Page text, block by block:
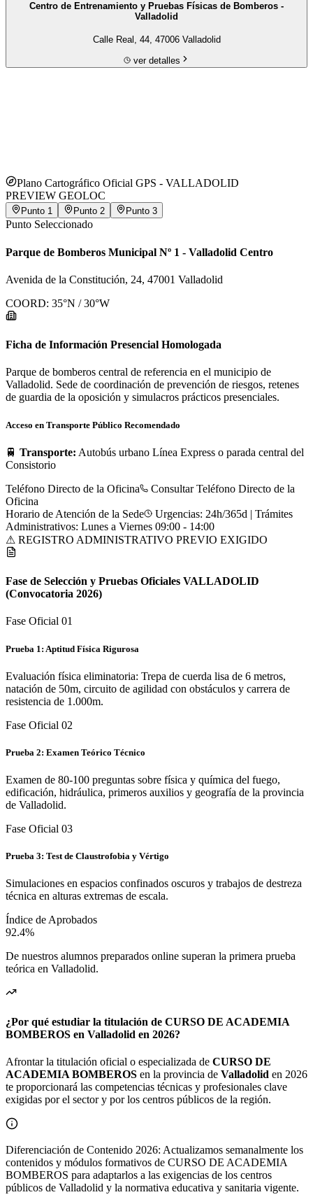
Centro de Entrenamiento y Pruebas Físicas de Bomberos -
Valladolid
Calle Real, 44, 47006 Valladolid
ver detalles
Plano Cartográfico Oficial GPS - VALLADOLID
PREVIEW GEOLOC
Punto 1 Punto 2 Punto 3
Punto Seleccionado
Parque de Bomberos Municipal Nº 1 - Valladolid Centro
Avenida de la Constitución, 24, 47001 Valladolid
COORD: 35°N /30°W
Ficha de Información Presencial Homologada
Parque de bomberos central de referencia en el municipio de
Valladolid. Sede de coordinación de prevención de riesgos, retenes
de guardia de la oposición y simulacros prácticos presenciales.
Acceso en Transporte Público Recomendado
🚆 Transporte: Autobús urbano Línea Express o parada central del
Consistorio
Teléfono Directo de la Oficina
Consultar Teléfono Directo de la
Oficina
Horario de Atención de la Sede
Urgencias: 24h/365d | Trámites
Administrativos: Lunes a Viernes 09:00 - 14:00
⚠ REGISTRO ADMINISTRATIVO PREVIO EXIGIDO
Fase de Selección y Pruebas Oficiales VALLADOLID
(Convocatoria 2026)
Fase Oficial 01
Prueba 1: Aptitud Física Rigurosa
Evaluación física eliminatoria: Trepa de cuerda lisa de 6 metros,
natación de 50m, circuito de agilidad con obstáculos y carrera de
resistencia de 1.000m.
Fase Oficial 02
Prueba 2: Examen Teórico Técnico
Examen de 80-100 preguntas sobre física y química del fuego,
edificación, hidráulica, primeros auxilios y geografía de la provincia
de Valladolid.
Fase Oficial 03
Prueba 3: Test de Claustrofobia y Vértigo
Simulaciones en espacios confinados oscuros y trabajos de destreza
técnica en alturas extremas de escala.
Índice de Aprobados
92.4%
De nuestros alumnos preparados online superan la primera prueba
teórica en Valladolid.
¿Por qué estudiar la titulación de CURSO DE ACADEMIA
BOMBEROS en Valladolid en 2026?
Afrontar la titulación oficial o especializada de CURSO DE
ACADEMIA BOMBEROS en la provincia de Valladolid en 2026
te proporcionará las competencias técnicas y profesionales clave
exigidas por el sector y por los centros públicos de la región.
Diferenciación de Contenido 2026: Actualizamos semanalmente los
contenidos y módulos formativos de CURSO DE ACADEMIA
BOMBEROS para adaptarlos a las exigencias de los centros
públicos de Valladolid y la normativa educativa y sanitaria vigente.